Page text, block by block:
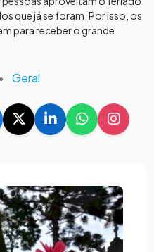
que já se foram. Por isso, os
para receber o grande
• Geral